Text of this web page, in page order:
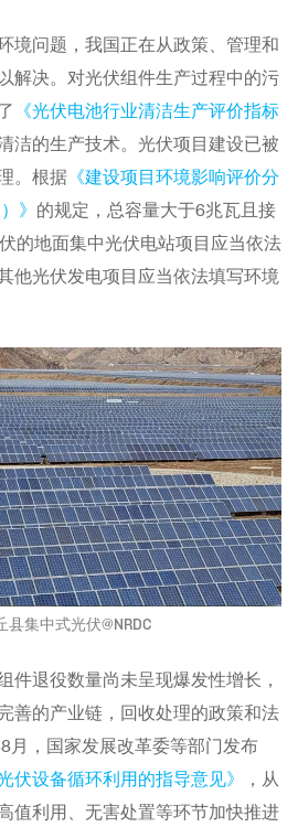
境问题，我国正在从政策、管理和
解决。对光伏组件生产过程中的污
《光伏电池行业清洁生产评价指标
洁的生产技术。光伏项目建设已被
。根据 《建设项目环境影响评价分
》 的规定，总容量大于6兆瓦且接
的地面集中光伏电站项目应当依法
他光伏发电项目应当依法填写环境
县集中式光伏@NRDC
件退役数量尚未呈现爆发性增长，
善的产业链，回收处理的政策和法
月，国家发展改革委等部门发布
伏设备循环利用的指导意见》
，从
值利用、无害处置等环节加快推进